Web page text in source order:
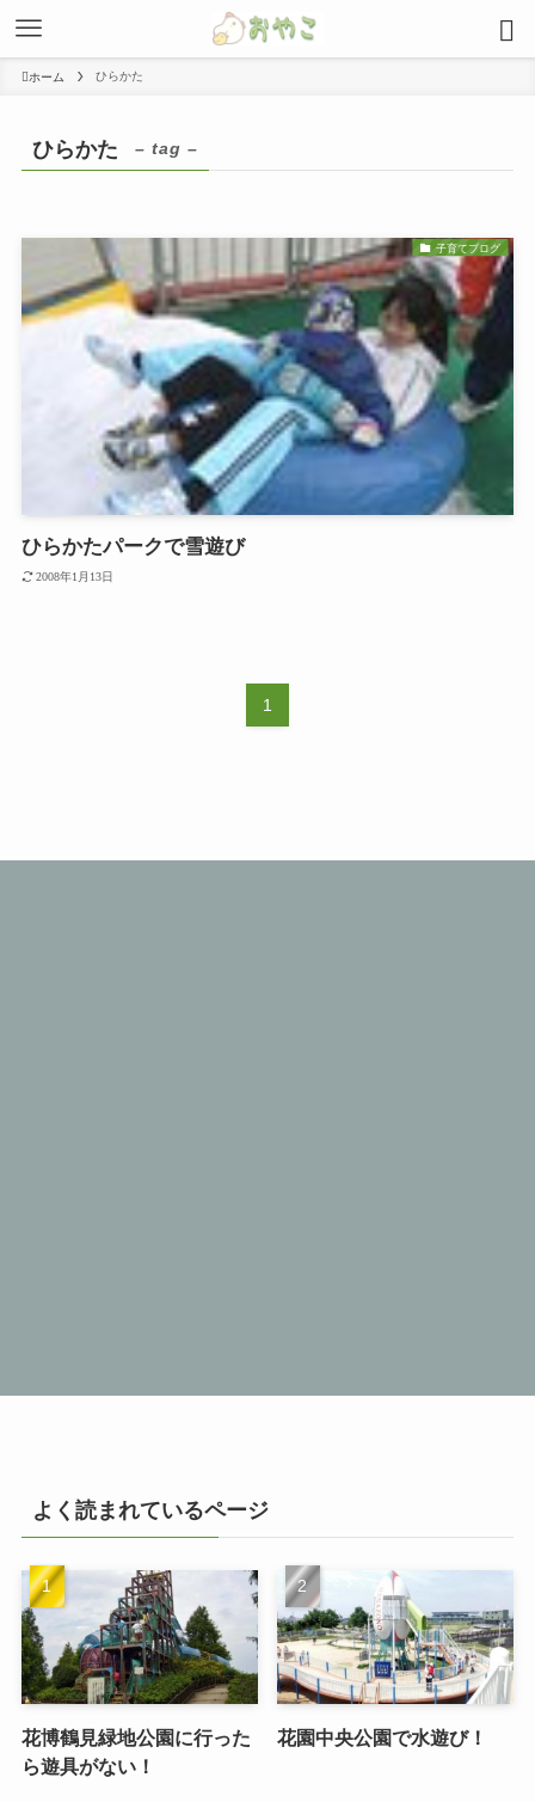
ホーム ひらかた
ひらかた – tag –
子育てブログ
ひらかたパークで雪遊び
2008年1月13日
1
よく読まれているページ
花博鶴見緑地公園に行った
ら遊具がない！
花園中央公園で水遊び！